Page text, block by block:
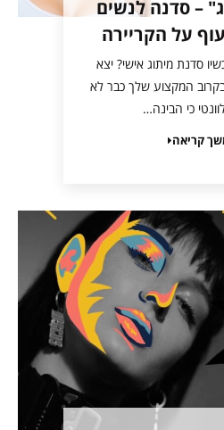
– סדנה לנשים
על הקריירה
סדנת מיתוג אישי? יצא
המקצוע שלך כבר לא
כי הבינה…
קריאה